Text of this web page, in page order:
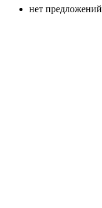
нет предложений